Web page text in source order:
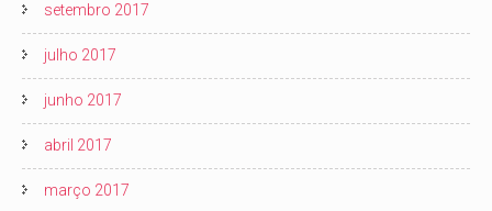
setembro 2017
julho 2017
junho 2017
abril 2017
março 2017